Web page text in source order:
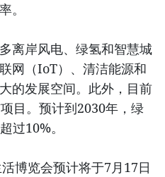
。
离岸风电、绿氢和智慧城
网（IoT）、清洁能源和
的发展空间。此外，目前
目。预计到2030年，绿
过10%。
博览会预计将于7月17日